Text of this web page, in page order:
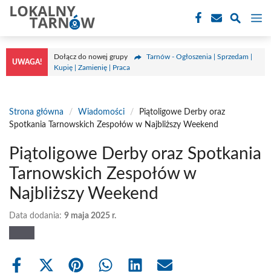
Przejdź
treści
UWAGA!
Dołącz do nowej grupy
Tarnów - Ogłoszenia | Sprzedam |
Kupię | Zamienię | Praca
Strona główna / Wiadomości /
Piątoligowe Derby oraz
Spotkania Tarnowskich Zespołów w Najbliższy Weekend
Piątoligowe Derby oraz Spotkania
Tarnowskich Zespołów w
Najbliższy Weekend
Data dodania: 9 maja 2025 r.
Share
Share Share Share Share Share